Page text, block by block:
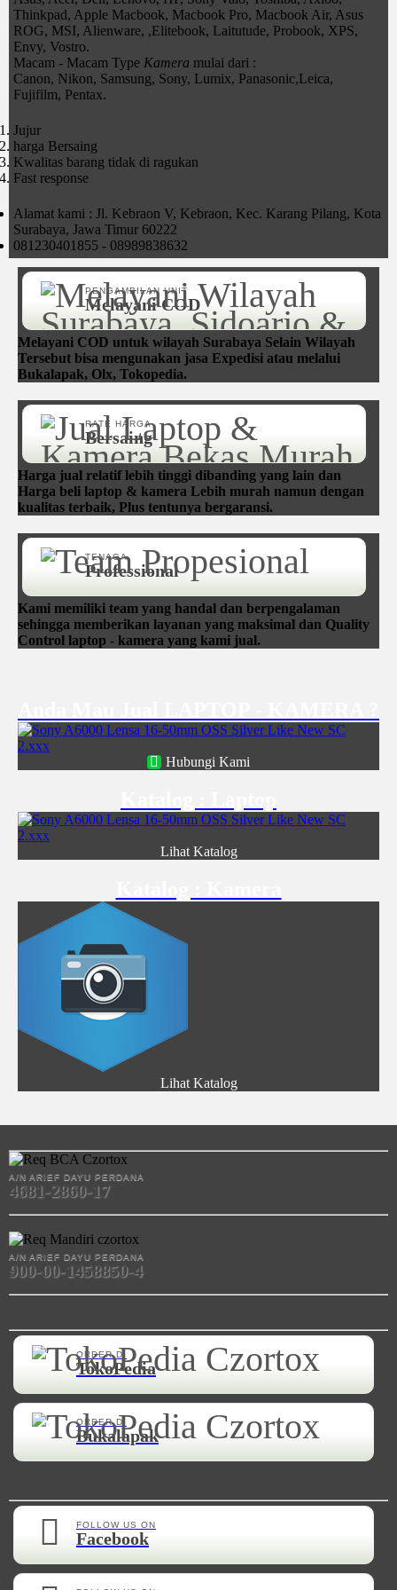
Thinkpad, Apple Macbook, Macbook Pro, Macbook Air, Asus
ROG, MSI, Alienware, ,Elitebook, Laitutude, Probook, XPS,
Envy, Vostro.
Macam - Macam Type Kamera mulai dari :
Canon, Nikon, Samsung, Sony, Lumix, Panasonic,Leica,
Fujifilm, Pentax.
Jujur
harga Bersaing
Kwalitas barang tidak di ragukan
Fast response
Alamat kami : Jl. Kebraon V, Kebraon, Kec. Karang Pilang, Kota
Surabaya, Jawa Timur 60222
081230401855 - 08989838632
PENGAMBILAN UNIT
Melayani COD
Melayani COD untuk wilayah Surabaya Selain Wilayah
Tersebut bisa mengunakan jasa Expedisi atau melalui
Bukalapak, Olx, Tokopedia.
RATE HARGA
Bersaing
Harga jual relatif lebih tinggi dibanding yang lain dan
Harga beli laptop & kamera Lebih murah namun dengan
kualitas terbaik, Plus tentunya bergaransi.
TENAGA
Professional
Kami memiliki team yang handal dan berpengalaman
sehingga memberikan layanan yang maksimal dan Quality
Control laptop - kamera yang kami jual.
Hubungi Kami
Lihat Katalog
Lihat Katalog
A/N ARIEF DAYU PERDANA
4681-2860-17
A/N ARIEF DAYU PERDANA
900-00-1458850-4
ORDER DI
TokoPedia
ORDER DI
Bukalapak
FOLLOW US ON
Facebook